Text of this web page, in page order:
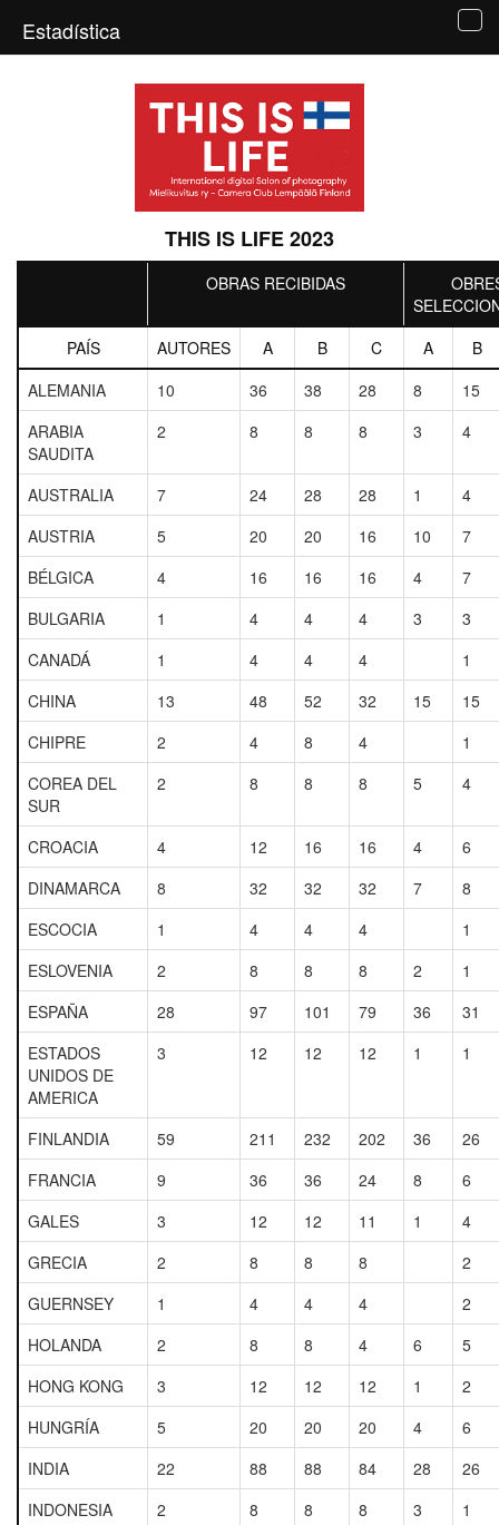
Estadística
THIS IS LIFE 2023
OBRAS RECIBIDAS
PAÍS
AUTORES A B C A
B
ALEMANIA
10 36 38 28 8
15
ARABIA
SAUDITA
2 8 8 8 3 4
AUSTRALIA 7 24 28 28 1
4
AUSTRIA
5 20 20 16 10
7
BÉLGICA
4 16 16 16 4
7
BULGARIA
1 4 4 4 3
3
CANADÁ
1 4 4 4
1
CHINA
13 48 52 32 15
15
CHIPRE
2 4 8 4
1
COREA DEL
SUR
2 8 8 8 5 4
CROACIA 4 12 16 16 4
6
DINAMARCA
8 32 32 32 7
8
ESCOCIA
1 4 4 4
1
ESLOVENIA
2 8 8 8 2
1
ESPAÑA
28 97 101 79 36
31
ESTADOS
UNIDOS DE
AMERICA
3 12 12 12 1 1
FINLANDIA 59 211 232 202 36
26
FRANCIA
9 36 36 24 8
6
GALES
3 12 12 11 1
4
GRECIA
2 8 8 8
2
GUERNSEY
1 4 4 4
2
HOLANDA
2 8 8 4 6
5
HONG KONG
3 12 12 12 1
2
HUNGRÍA
5 20 20 20 4
6
INDIA
22 88 88 84 28
26
INDONESIA
2 8 8 8 3
1